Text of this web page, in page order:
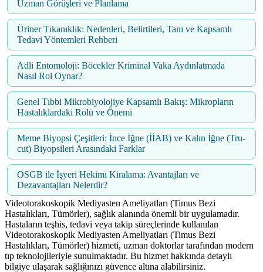
Uzman Görüşleri ve Planlama
Üriner Tıkanıklık: Nedenleri, Belirtileri, Tanı ve Kapsamlı
Tedavi Yöntemleri Rehberi
Adli Entomoloji: Böcekler Kriminal Vaka Aydınlatmada
Nasıl Rol Oynar?
Genel Tıbbi Mikrobiyolojiye Kapsamlı Bakış: Mikropların
Hastalıklardaki Rolü ve Önemi
Meme Biyopsi Çeşitleri: İnce İğne (İİAB) ve Kalın İğne (Tru-
cut) Biyopsileri Arasındaki Farklar
OSGB ile İşyeri Hekimi Kiralama: Avantajları ve
Dezavantajları Nelerdir?
Videotorakoskopik Mediyasten Ameliyatları (Timus Bezi
Hastalıkları, Tümörler), sağlık alanında önemli bir uygulamadır.
Hastaların teşhis, tedavi veya takip süreçlerinde kullanılan
Videotorakoskopik Mediyasten Ameliyatları (Timus Bezi
Hastalıkları, Tümörler) hizmeti, uzman doktorlar tarafından modern
tıp teknolojileriyle sunulmaktadır. Bu hizmet hakkında detaylı
bilgiye ulaşarak sağlığınızı güvence altına alabilirsiniz.